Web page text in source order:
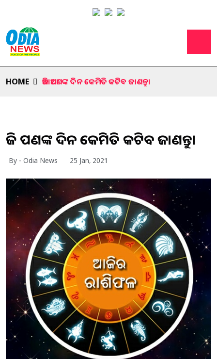
HOME ଆଜି ଆପଣଙ୍କ ଦିନ କେମିତି କଟିବ ଜାଣନ୍ତୁ।
ଆଜି ଆପଣଙ୍କ ଦିନ କେମିତି କଟିବ ଜାଣନ୍ତୁ।
By - Odia News 25 Jan, 2021